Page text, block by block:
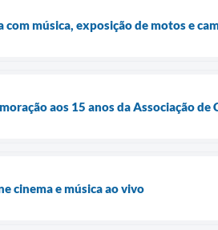
música, exposição de motos e
aos 15 anos da Associação de
cinema e música ao vivo